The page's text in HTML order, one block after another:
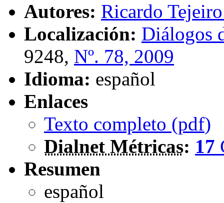
Autores: Ricardo
Localización: Diálogos
9248, Nº. 78, 2009
Idioma: español
Enlaces
Texto completo (pdf)
Dialnet Métricas: 17
Resumen
español